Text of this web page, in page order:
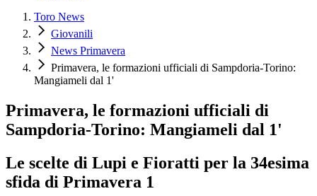
Toro News
Giovanili
News Primavera
Primavera, le formazioni ufficiali di Sampdoria-Torino:
Mangiameli dal 1'
Primavera, le formazioni ufficiali di
Sampdoria-Torino: Mangiameli dal 1'
Le scelte di Lupi e Fioratti per la 34esima
sfida di Primavera 1